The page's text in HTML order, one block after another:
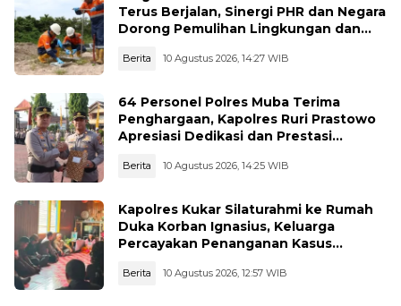
Terus Berjalan, Sinergi PHR dan Negara
Dorong Pemulihan Lingkungan dan
Berita 10 Agustus 2026, 14:27 WIB
64 Personel Polres Muba Terima
Penghargaan, Kapolres Ruri Prastowo
Apresiasi Dedikasi dan Prestasi
Berita 10 Agustus 2026, 14:25 WIB
Kapolres Kukar Silaturahmi ke Rumah
Duka Korban Ignasius, Keluarga
Percayakan Penanganan Kasus
Berita 10 Agustus 2026, 12:57 WIB